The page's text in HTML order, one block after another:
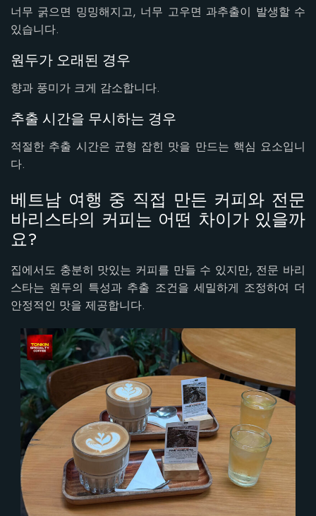
너무 굵으면 밍밍해지고, 너무 고우면 과추출이 발생할 수
있습니다.
원두가 오래된 경우
향과 풍미가 크게 감소합니다.
추출 시간을 무시하는 경우
적절한 추출 시간은 균형 잡힌 맛을 만드는 핵심 요소입니
다.
베트남 여행 중 직접 만든 커피와 전문
바리스타의 커피는 어떤 차이가 있을까
요?
집에서도 충분히 맛있는 커피를 만들 수 있지만, 전문 바리
스타는 원두의 특성과 추출 조건을 세밀하게 조정하여 더
안정적인 맛을 제공합니다.